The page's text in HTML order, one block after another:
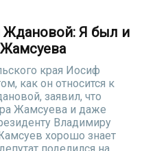
Ждановой: Я был и
края Иосиф
как он относится к
заявил, что
Жамсуева и даже
Владимиру
хорошо знает